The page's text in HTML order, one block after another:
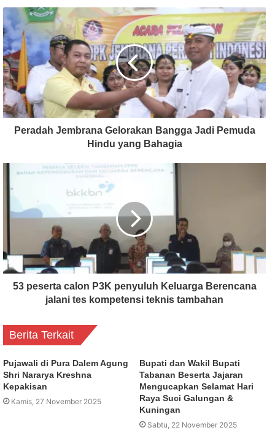
Peradah Jembrana Gelorakan Bangga Jadi Pemuda
Hindu yang Bahagia
53 peserta calon P3K penyuluh Keluarga Berencana
jalani tes kompetensi teknis tambahan
Berita Terkait
Pujawali di Pura Dalem Agung
Shri Nararya Kreshna
Kepakisan
Kamis, 27 November 2025
Bupati dan Wakil Bupati
Tabanan Beserta Jajaran
Mengucapkan Selamat Hari
Raya Suci Galungan &
Kuningan
Sabtu, 22 November 2025